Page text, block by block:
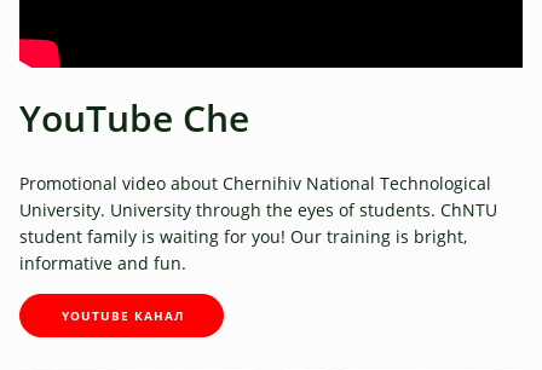
YouTube Che
Promotional video about Chernihiv National Technological
University. University through the eyes of students. ChNTU
student family is waiting for you! Our training is bright,
informative and fun.
YOUTUBE КАНАЛ